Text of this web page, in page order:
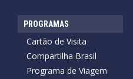
PROGRAMAS
Cartão de Visita
Compartilha Brasil
Programa de Viagem